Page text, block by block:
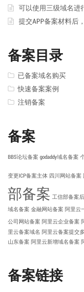
可以使用三级域名进
提交APP备案材料后
备案目录
已备案域名购买
快速备案案例
注销备案
备案
BBS论坛备案 godaddy域名备案
变更ICP备案主体 四川网站备案
部备案 工信部备案
域名备案 金融网站备案 阿里云
公司网站备案 阿里云企业备案
里云备案域名 阿里云备案提交
山东备案 阿里云新增域名备案
备案链接